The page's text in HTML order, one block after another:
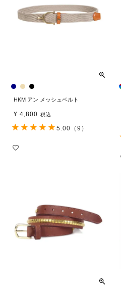
HKM アン メッシュベルト
¥ 4,800 税込
5.00 （9）